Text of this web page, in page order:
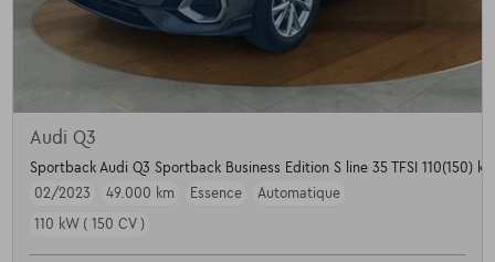
Audi Q3
Sportback Audi Q3 Sportback Business Edition S line 35 TFSI 110(150)
02/2023
49.000 km Essence
Automatique
110 kW ( 150 CV )